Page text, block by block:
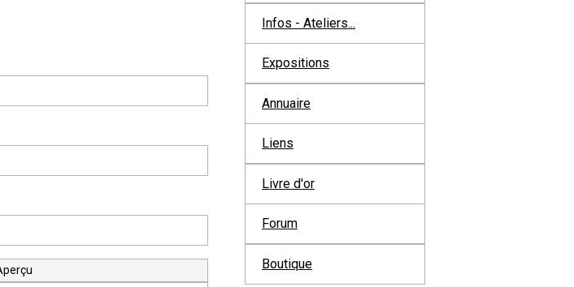
Infos - Ateliers...
Expositions
Annuaire
Liens
Livre d'or
Forum
Boutique